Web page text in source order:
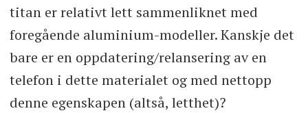
titan er relativt lett sammenliknet med
foregående aluminium-modeller. Kanskje det
bare er en oppdatering/relansering av en
telefon i dette materialet og med nettopp
denne egenskapen (altså, letthet)?